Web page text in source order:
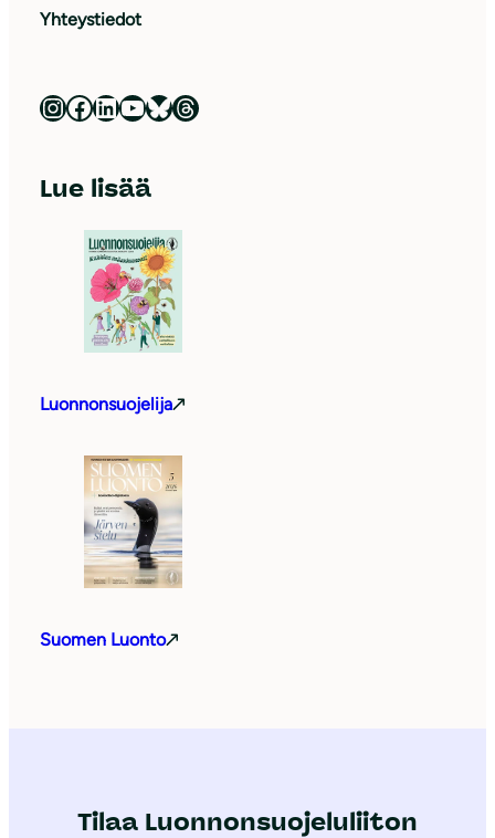
Yhteystiedot
Luonnonsuojeluliitto Instagramissa Luonnonsuojeluliitto Facebookissa Luonnonsuojeluliitto LinkedInissä Luonnonsuojeluliiton YouTube-kanava Luonnonsuojeluliitto Blueskyssa Luonnonsuojeluliitto Threadsissa
Lue lisää
Luonnonsuojelija
Suomen Luonto
Tilaa Luonnonsuojeluliiton